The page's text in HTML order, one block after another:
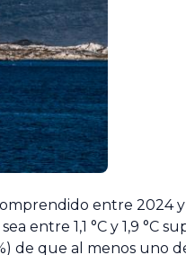
entre 2024
entre 1,1 °C y 1,9 °C
de que al menos uno